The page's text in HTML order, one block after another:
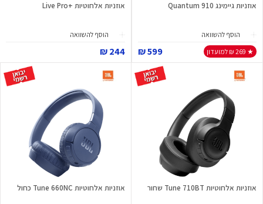
אוזניות גיימינג Quantum 910
הוסף להשוואה
★ 269 ₪ למועדון
599 ₪
אוזניות אלחוטיות +Live Pro
הוסף להשוואה
244 ₪
אוזניות אלחוטיות Tune 710BT שחור אוזניות אלחוטיות Tune 660NC כחול